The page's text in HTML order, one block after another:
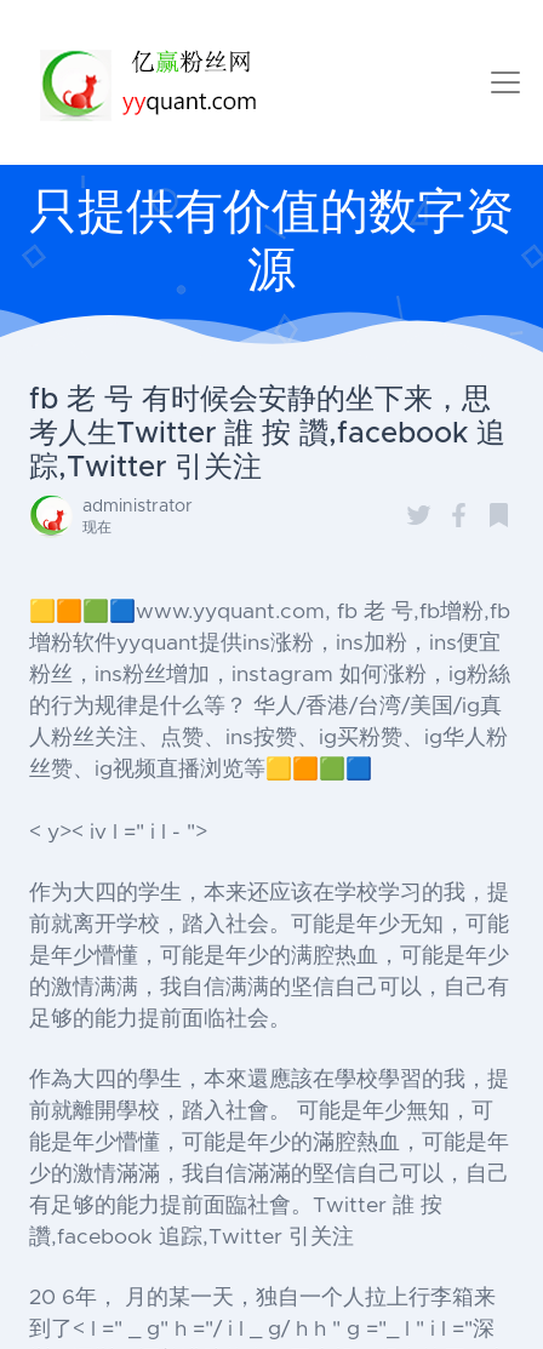
只提供有价值的数字资
源
fb 老 号 有时候会安静的坐下来，思
考人生Twitter 誰 按 讚,facebook 追
踪,Twitter 引关注
administrator
现在
🟨🟧🟩🟦www.yyquant.com, fb 老 号,fb增粉,fb
增粉软件yyquant提供ins涨粉，ins加粉，ins便宜
粉丝，ins粉丝增加，instagram 如何涨粉，ig粉絲
的行为规律是什么等？ 华人/香港/台湾/美国/ig真
人粉丝关注、点赞、ins按赞、ig买粉赞、ig华人粉
丝赞、ig视频直播浏览等🟨🟧🟩🟦
< y>< iv l =" i l - ">
作为大四的学生，本来还应该在学校学习的我，提
前就离开学校，踏入社会。可能是年少无知，可能
是年少懵懂，可能是年少的满腔热血，可能是年少
的激情满满，我自信满满的坚信自己可以，自己有
足够的能力提前面临社会。
作為大四的學生，本來還應該在學校學習的我，提
前就離開學校，踏入社會。 可能是年少無知，可
能是年少懵懂，可能是年少的滿腔熱血，可能是年
少的激情滿滿，我自信滿滿的堅信自己可以，自己
有足够的能力提前面臨社會。Twitter 誰 按
讚,facebook 追踪,Twitter 引关注
20 6年， 月的某一天，独自一个人拉上行李箱来
到了< l =" _ g" h ="/ i l _ g/ h h " g ="_ l " i l ="深